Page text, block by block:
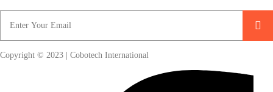
Copyright © 2023 | Cobotech International